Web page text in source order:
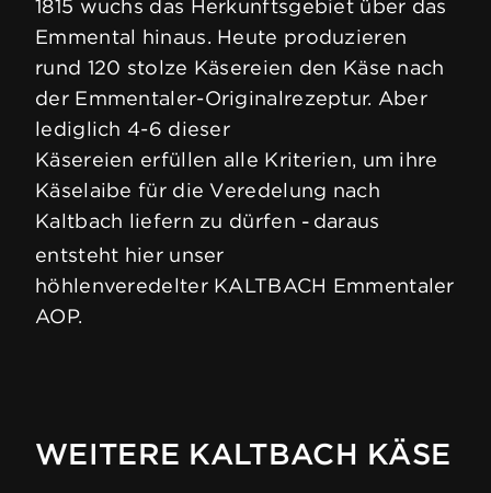
1815 wuchs das Herkunftsgebiet über das
Emmental hinaus. Heute produzieren
rund 120 stolze Käsereien den Käse nach
der Emmentaler-Originalrezeptur. Aber
lediglich 4-6 dieser
Käsereien erfüllen alle Kriterien, um ihre
Käselaibe für die Veredelung nach
Kaltbach liefern zu dürfen – daraus
entsteht hier unser
höhlenveredelter KALTBACH Emmentaler
AOP.
WEITERE KALTBACH KÄSE